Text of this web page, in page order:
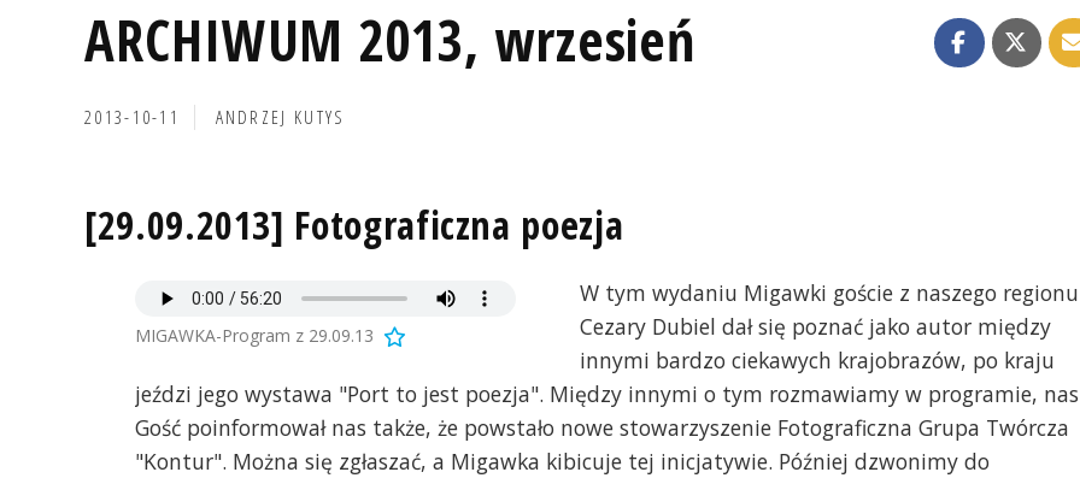
ARCHIWUM 2013, wrzesień
2013-10-11 ANDRZEJ KUTYS
[29.09.2013] Fotograficzna poezja
MIGAWKA-Program z 29.09.13
W tym wydaniu Migawki goście z naszego
Cezary Dubiel dał się poznać jako autor między
innymi bardzo ciekawych krajobrazów, po kraju
jeździ jego wystawa "Port to jest poezja". Między innymi o tym rozmawiamy w programie,
Gość poinformował nas także, że powstało nowe stowarzyszenie Fotograficzna Grupa Twórcza
"Kontur". Można się zgłaszać, a Migawka kibicuje tej inicjatywie. Później dzwonimy do